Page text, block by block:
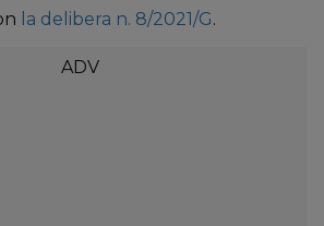
la delibera n. 8/2021/G.